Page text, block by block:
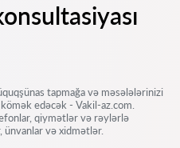
tapmağa və məsələlərinizi
edəcək - Vakil-az.com.
qiymətlər və rəylərlə
ünvanlar və xidmətlər.